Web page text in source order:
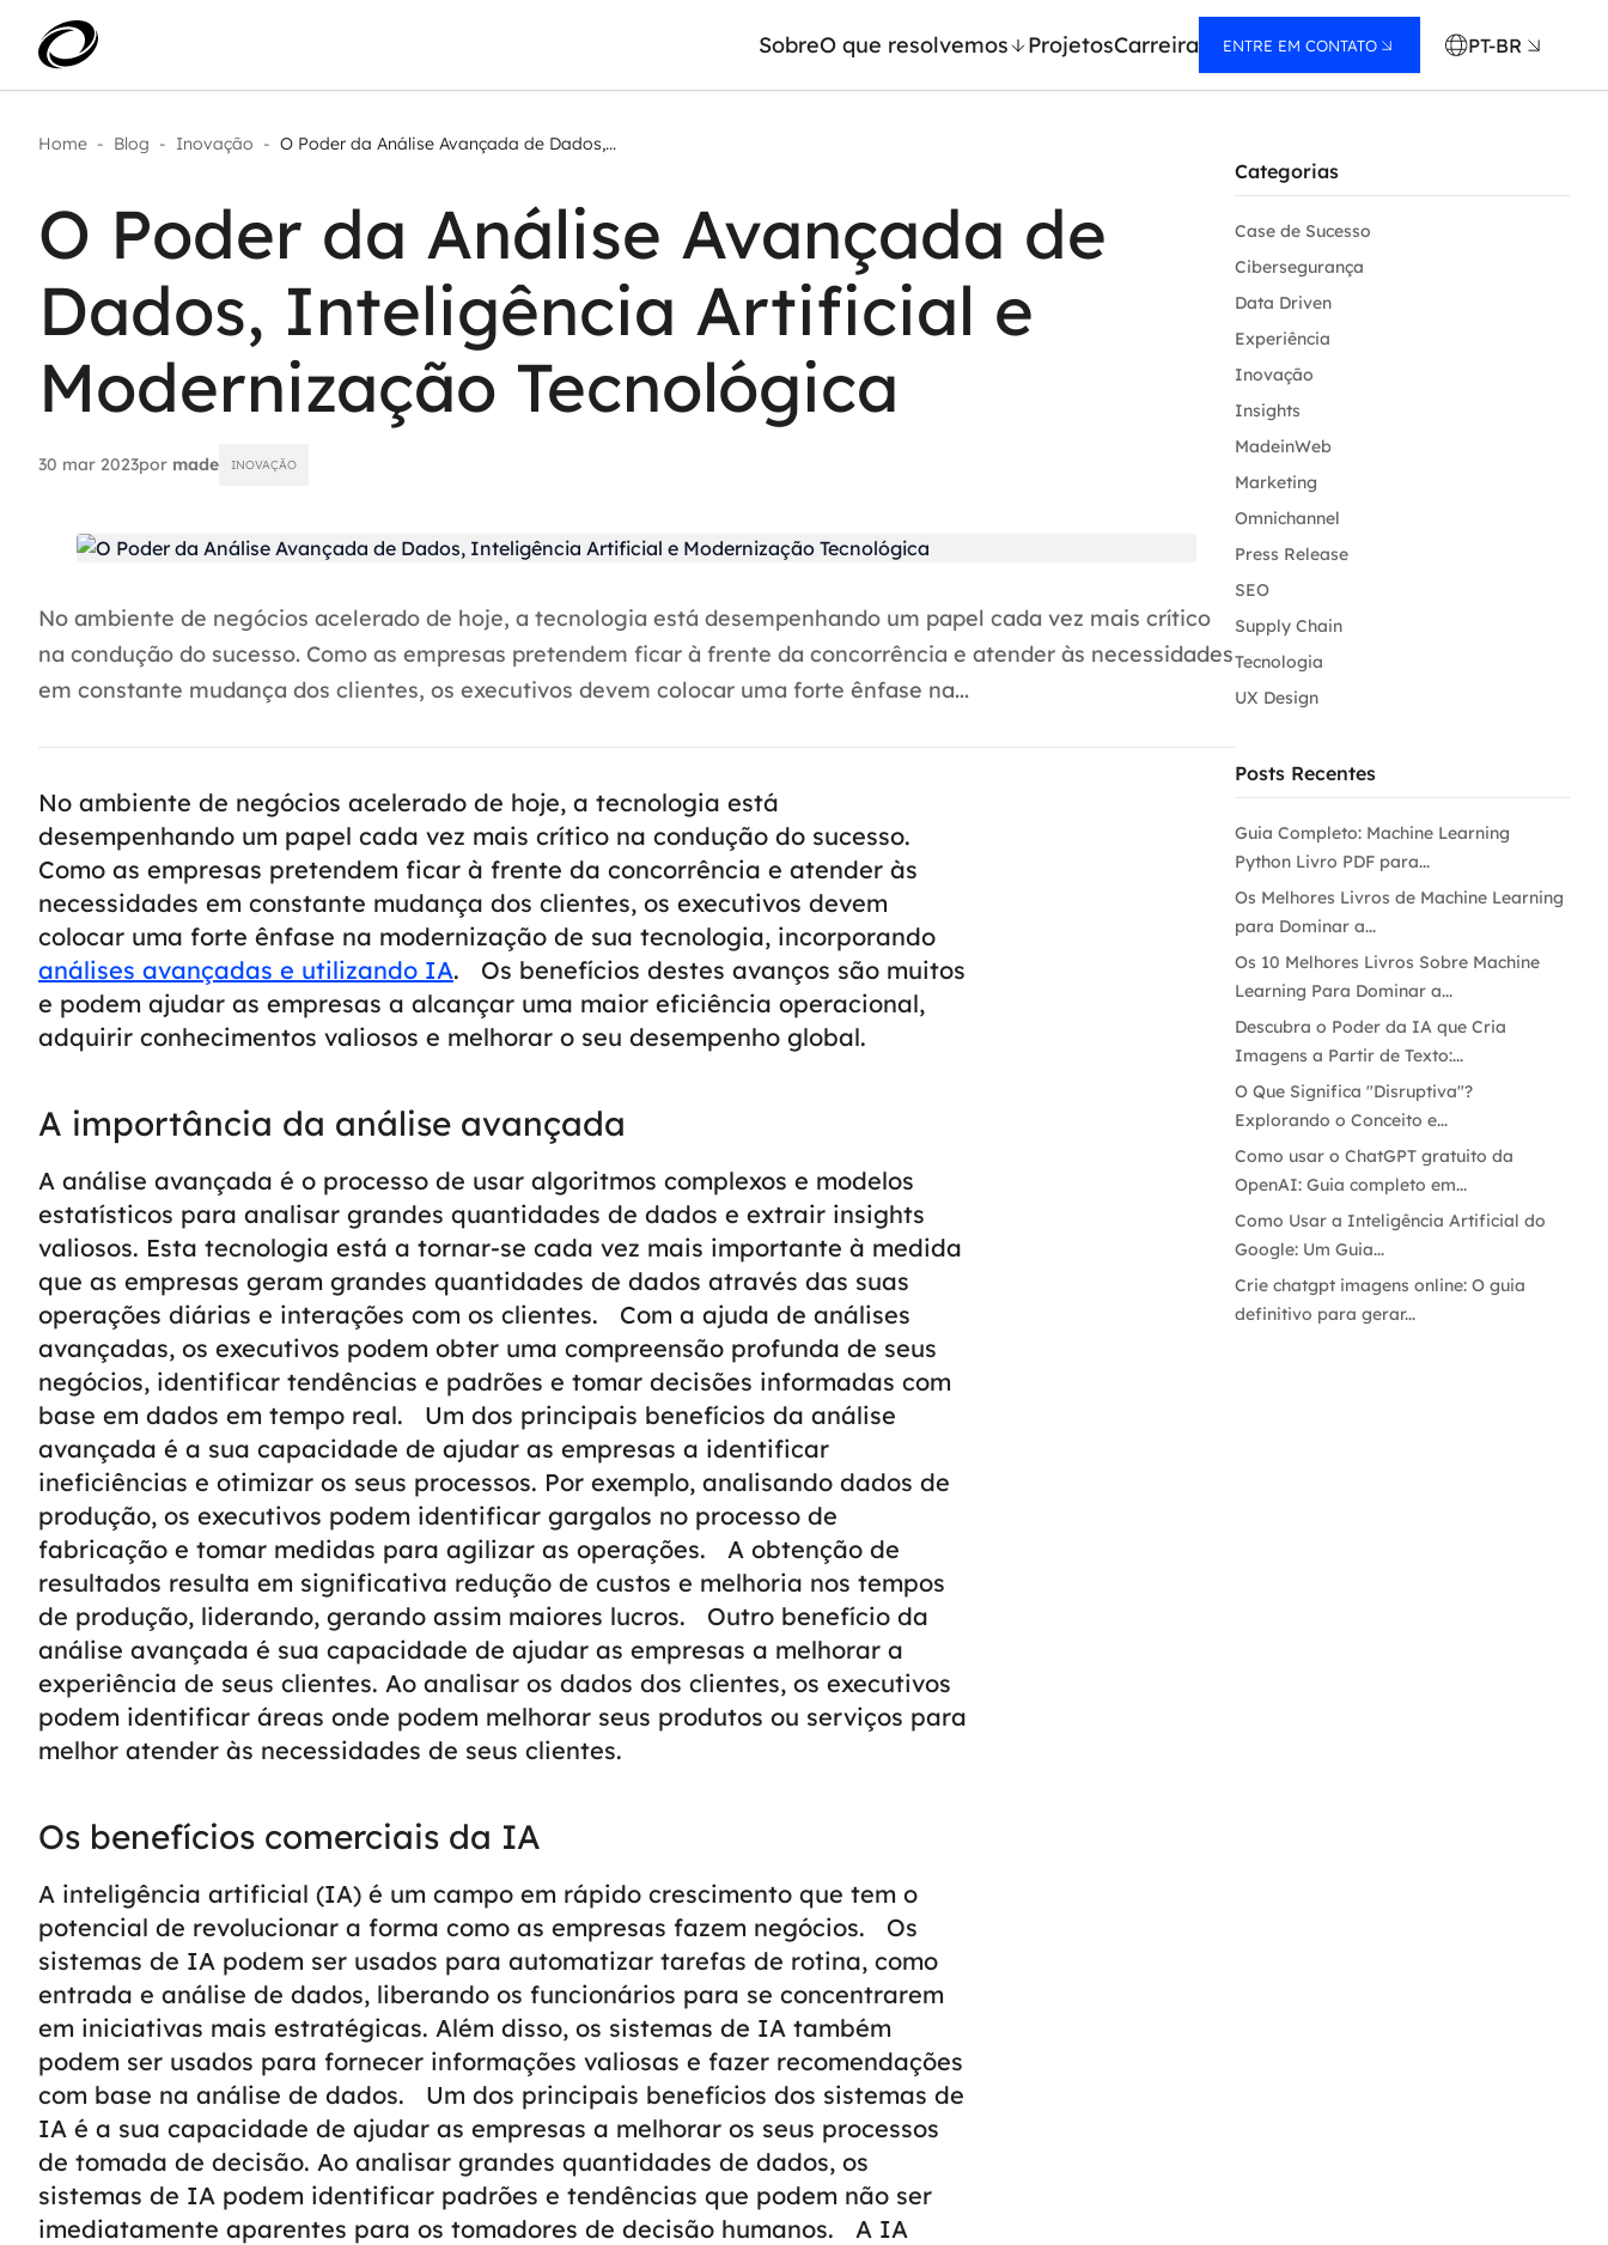
SobreO que resolvemos ProjetosCarreira ENTRE EM CONTATO PT-BR
Aplicar IA com impacto real
Modernização de aplicações
Sustentar operações com
Escalar com segurança
IA Generativa
Agentes de IA
Aceleradores de IA
RPA e hiperautomação
AI Day
Home - Blog - Inovação - O Poder da Análise Avançada de Dados,...
O Poder da Análise Avançada de
Dados, Inteligência Artificial e
Modernização Tecnológica
30 mar 2023por made INOVAÇÃO
No ambiente de negócios acelerado de hoje, a tecnologia está desempenhando um papel cada vez mais crítico
na condução do sucesso. Como as empresas pretendem ficar à frente da concorrência e atender às necessidades
em constante mudança dos clientes, os executivos devem colocar uma forte ênfase na...
No ambiente de negócios acelerado de hoje, a tecnologia está
desempenhando um papel cada vez mais crítico na condução do sucesso.
Como as empresas pretendem ficar à frente da concorrência e atender às
necessidades em constante mudança dos clientes, os executivos devem
colocar uma forte ênfase na modernização de sua tecnologia, incorporando
análises avançadas e utilizando IA.
Os benefícios destes avanços são muitos
e podem ajudar as empresas a alcançar uma maior eficiência operacional,
adquirir conhecimentos valiosos e melhorar o seu desempenho global.
A importância da análise avançada
A análise avançada é o processo de usar algoritmos complexos e modelos
estatísticos para analisar grandes quantidades de dados e extrair insights
valiosos. Esta tecnologia está a tornar-se cada vez mais importante à medida
que as empresas geram grandes quantidades de dados através das suas
operações diárias e interações com os clientes.
Com a ajuda de análises
avançadas, os executivos podem obter uma compreensão profunda de seus
negócios, identificar tendências e padrões e tomar decisões informadas com
base em dados em tempo real.
Um dos principais benefícios da análise
avançada é a sua capacidade de ajudar as empresas a identificar
ineficiências e otimizar os seus processos. Por exemplo, analisando dados de
produção, os executivos podem identificar gargalos no processo de
fabricação e tomar medidas para agilizar as operações.
A obtenção de
resultados resulta em significativa redução de custos e melhoria nos tempos
de produção, liderando, gerando assim maiores lucros.
Outro benefício da
análise avançada é sua capacidade de ajudar as empresas a melhorar a
experiência de seus clientes. Ao analisar os dados dos clientes, os executivos
podem identificar áreas onde podem melhorar seus produtos ou serviços para
melhor atender às necessidades de seus clientes.
Os benefícios comerciais da IA
A inteligência artificial (IA) é um campo em rápido crescimento que tem o
potencial de revolucionar a forma como as empresas fazem negócios.
Os
sistemas de IA podem ser usados para automatizar tarefas de rotina, como
entrada e análise de dados, liberando os funcionários para se concentrarem
em iniciativas mais estratégicas. Além disso, os sistemas de IA também
podem ser usados para fornecer informações valiosas e fazer recomendações
com base na análise de dados.
Um dos principais benefícios dos sistemas de
IA é a sua capacidade de ajudar as empresas a melhorar os seus processos
de tomada de decisão. Ao analisar grandes quantidades de dados, os
sistemas de IA podem identificar padrões e tendências que podem não ser
imediatamente aparentes para os tomadores de decisão humanos.
A IA
Categorias
Case de Sucesso
Cibersegurança
Data Driven
Experiência
Inovação
Insights
MadeinWeb
Marketing
Omnichannel
Press Release
SEO
Supply Chain
Tecnologia
UX Design
Posts Recentes
Guia Completo: Machine Learning
Python Livro PDF para...
Os Melhores Livros de Machine Learning
para Dominar a...
Os 10 Melhores Livros Sobre Machine
Learning Para Dominar a...
Descubra o Poder da IA que Cria
Imagens a Partir de Texto:...
O Que Significa "Disruptiva"?
Explorando o Conceito e...
Como usar o ChatGPT gratuito da
OpenAI: Guia completo em...
Como Usar a Inteligência Artificial do
Google: Um Guia...
Crie chatgpt imagens online: O guia
definitivo para gerar...